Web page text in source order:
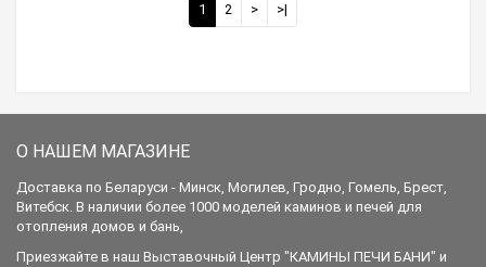
1 2 > >|
О НАШЕМ МАГАЗИНЕ
Доставка по Беларуси - Минск, Могилев, Гродно, Гомель, Брест,
Витебск. В наличии более 1000 моделей каминов и печей для
отопления домов и бань,
Приезжайте в наш Выставочный Центр "КАМИНЫ ПЕЧИ БАНИ" и